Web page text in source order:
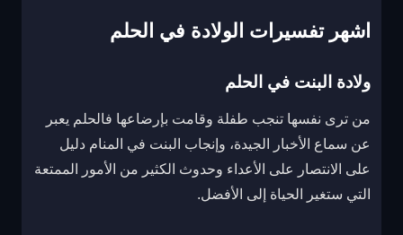
اشهر تفسيرات الولادة في الحلم
ولادة البنت في الحلم
من ترى نفسها تنجب طفلة وقامت بإرضاعها فالحلم يعبر
عن سماع الأخبار الجيدة، وإنجاب البنت في المنام دليل
على الانتصار على الأعداء وحدوث الكثير من الأمور الممتعة
التي ستغير الحياة إلى الأفضل.